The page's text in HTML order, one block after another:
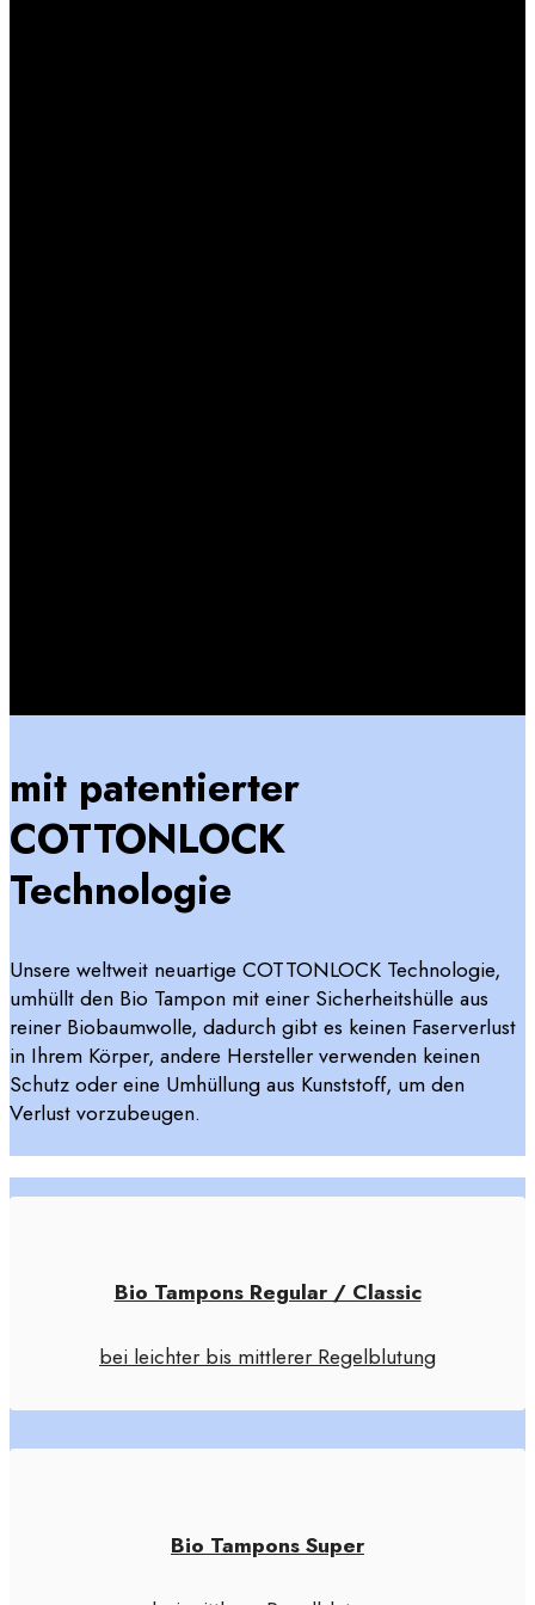
mit patentierter
COTTONLOCK
Technologie
Unsere weltweit neuartige COTTONLOCK Technologie,
umhüllt den Bio Tampon mit einer Sicherheitshülle aus
reiner Biobaumwolle, dadurch gibt es keinen Faserverlust
in Ihrem Körper, andere Hersteller verwenden keinen
Schutz oder eine Umhüllung aus Kunststoff, um den
Verlust vorzubeugen.
Bio Tampons Regular / Classic
bei leichter bis mittlerer Regelblutung
Bio Tampons Super